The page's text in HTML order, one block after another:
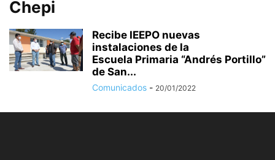
Chepi
Recibe IEEPO nuevas
instalaciones de la
Escuela Primaria “Andrés Portillo”
de San...
Comunicados - 20/01/2022